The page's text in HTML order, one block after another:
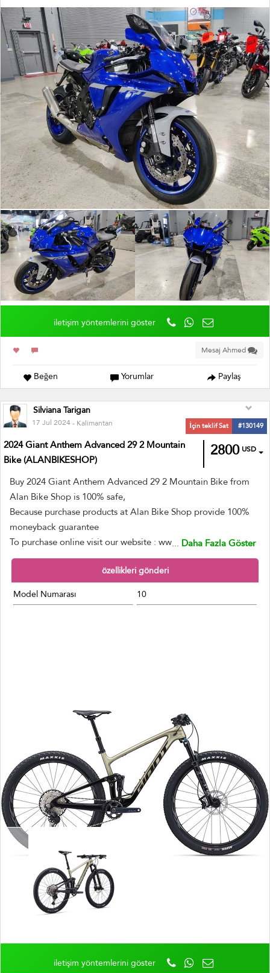
iletişim yöntemlerini göster
Mesaj Ahmed
Beğen Yorumlar Paylaş
Silviana Tarigan
17 Jul 2024- Kalimantan İçin teklif Sat #130149
2800 USD
2024 Giant Anthem Advanced 29 2 Mountain
Bike (ALANBIKESHOP)
Buy 2024 Giant Anthem Advanced 29 2 Mountain Bike from
Alan Bike Shop is 100% safe,
Because purchase products at Alan Bike Shop provide 100%
moneyback guarantee
To purchase online visit our website : ww... Daha Fazla Göster
özellikleri gönderi
Model Numarası
10
iletişim yöntemlerini göster